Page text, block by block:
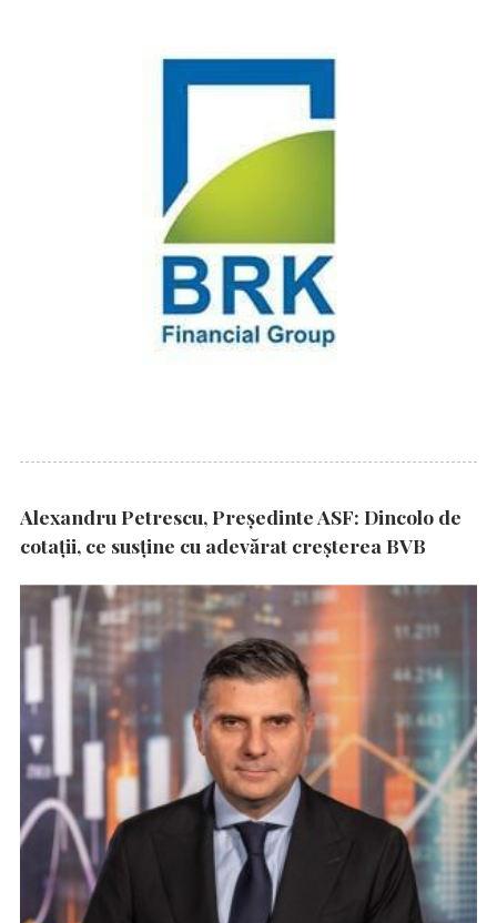
Alexandru Petrescu, Președinte ASF: Dincolo de
cotații, ce susține cu adevărat creșterea BVB